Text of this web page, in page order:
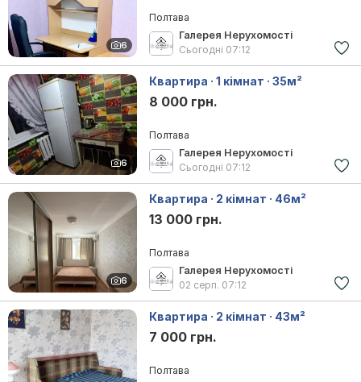
6
Полтава
Галерея Нерухомості
Сьогодні 07:12
6
Квартира · 1 кімнат · 35м²
8 000 грн.
Полтава
Галерея Нерухомості
Сьогодні 07:12
6
Квартира · 2 кімнат · 46м²
13 000 грн.
Полтава
Галерея Нерухомості
02 серп. 07:12
Квартира · 2 кімнат · 43м²
7 000 грн.
Полтава